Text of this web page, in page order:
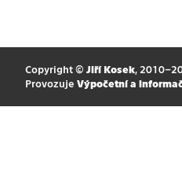
Copyright © Jiří Kosek,
Provozuje Výpočetní a